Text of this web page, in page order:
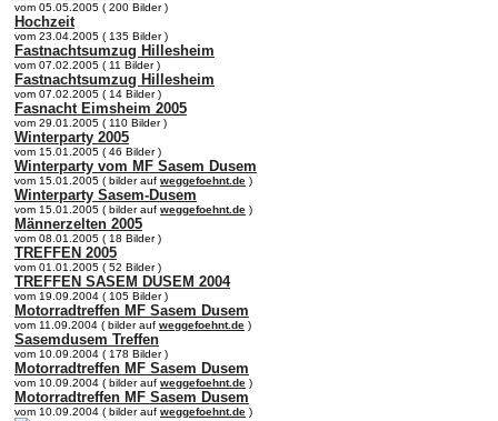
vom 05.05.2005 ( 200 Bilder )
Hochzeit
vom 23.04.2005 ( 135 Bilder )
Fastnachtsumzug Hillesheim
vom 07.02.2005 ( 11 Bilder )
Fastnachtsumzug Hillesheim
vom 07.02.2005 ( 14 Bilder )
Fasnacht Eimsheim 2005
vom 29.01.2005 ( 110 Bilder )
Winterparty 2005
vom 15.01.2005 ( 46 Bilder )
Winterparty vom MF Sasem Dusem
vom 15.01.2005 ( bilder auf weggefoehnt.de )
Winterparty Sasem-Dusem
vom 15.01.2005 ( bilder auf weggefoehnt.de )
Männerzelten 2005
vom 08.01.2005 ( 18 Bilder )
TREFFEN 2005
vom 01.01.2005 ( 52 Bilder )
TREFFEN SASEM DUSEM 2004
vom 19.09.2004 ( 105 Bilder )
Motorradtreffen MF Sasem Dusem
vom 11.09.2004 ( bilder auf weggefoehnt.de )
Sasemdusem Treffen
vom 10.09.2004 ( 178 Bilder )
Motorradtreffen MF Sasem Dusem
vom 10.09.2004 ( bilder auf weggefoehnt.de )
Motorradtreffen MF Sasem Dusem
vom 10.09.2004 ( bilder auf weggefoehnt.de )